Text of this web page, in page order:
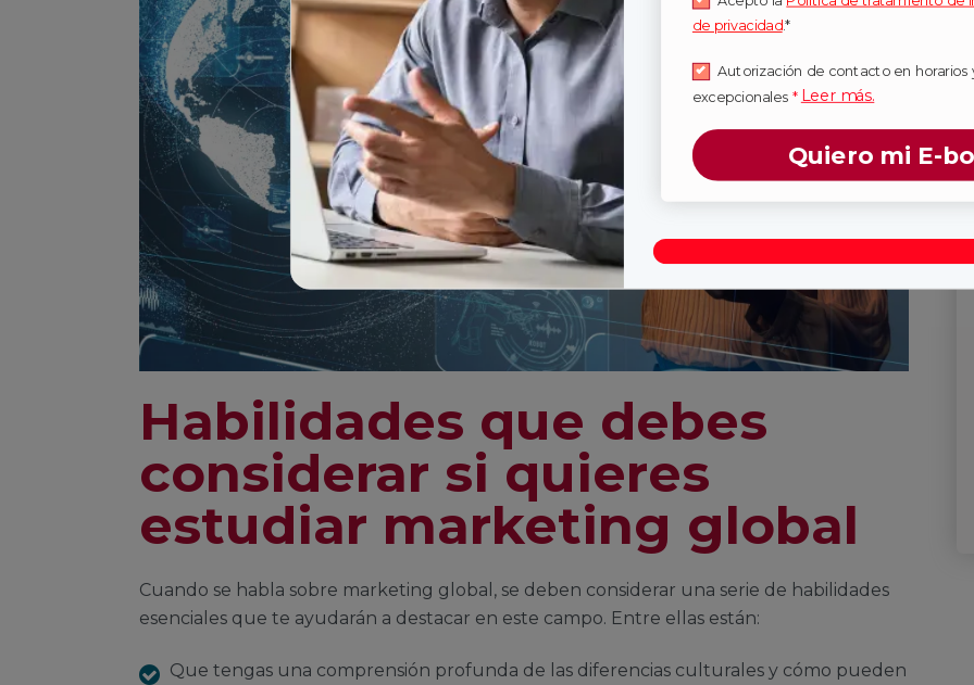
Habilidades que debes
considerar si quieres
estudiar marketing global
Cuando se habla sobre marketing global, se deben considerar una serie de habilidades
esenciales que te ayudarán a destacar en este campo. Entre ellas están:
Que tengas una comprensión profunda de las diferencias culturales y cómo pueden
de privacidad.*
Autorización de contacto en horarios
excepcionales * Leer más.
Quiero mi E-